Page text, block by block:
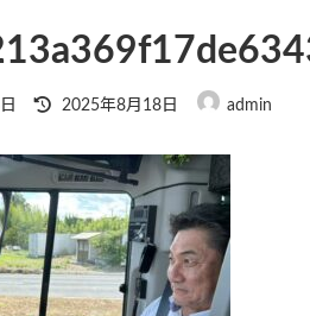
最
新
日
時
:
2025年8月18日 admin